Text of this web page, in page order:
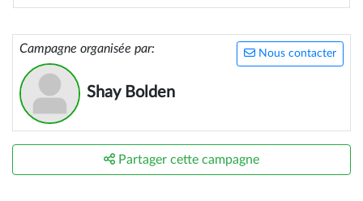
Nous contacter
Campagne organisée par:
Shay Bolden
Partager cette campagne